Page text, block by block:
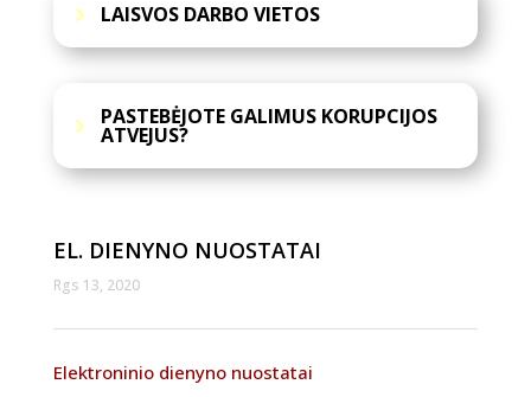
LAISVOS DARBO VIETOS
PASTEBĖJOTE GALIMUS KORUPCIJOS
ATVEJUS?
EL. DIENYNO NUOSTATAI
Rgs 13, 2020
Elektroninio dienyno nuostatai